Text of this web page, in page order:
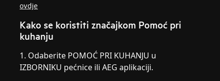
ovdje
Kako se koristiti značajkom Pomoć pri
kuhanju
1. Odaberite POMOĆ PRI KUHANJU u
IZBORNIKU pećnice ili AEG aplikaciji.